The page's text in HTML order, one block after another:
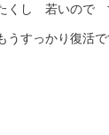
くし 若いので
すっかり復活